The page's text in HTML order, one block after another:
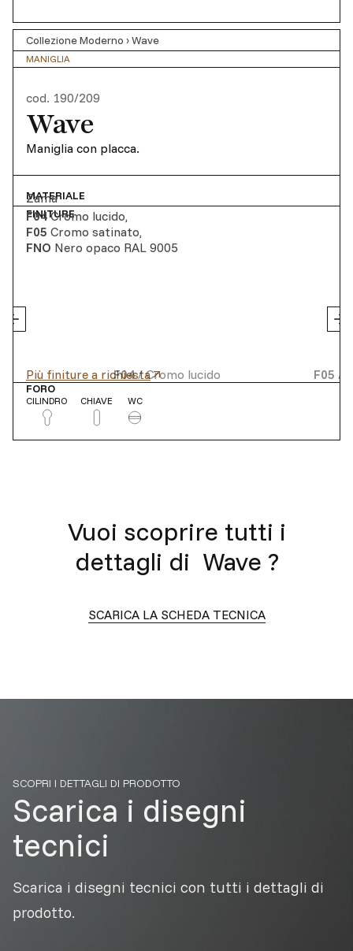
Collezione Moderno ›Wave
MANIGLIA
cod. 190/209
Wave
Maniglia con placca.
MATERIALE
Zama
FINITURE
F04 Cromo lucido,
F05 Cromo satinato,
FNO Nero opaco RAL 9005
F04/Cromo lucido F05 /
Più finiture a richiesta
FORO
CILINDRO CHIAVE WC
Vuoi scoprire tutti i
dettagli di Wave ?
SCARICA LA SCHEDA TECNICA
SCOPRI I DETTAGLI DI PRODOTTO
Scarica i disegni
tecnici
Scarica i disegni tecnici con tutti i dettagli di
prodotto.